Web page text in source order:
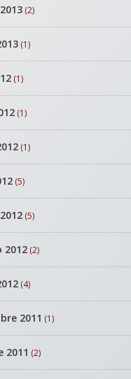
(2)
(1)
(1)
(1)
(1)
(5)
(5)
2012(2)
(4)
2011 (1)
2011 (2)